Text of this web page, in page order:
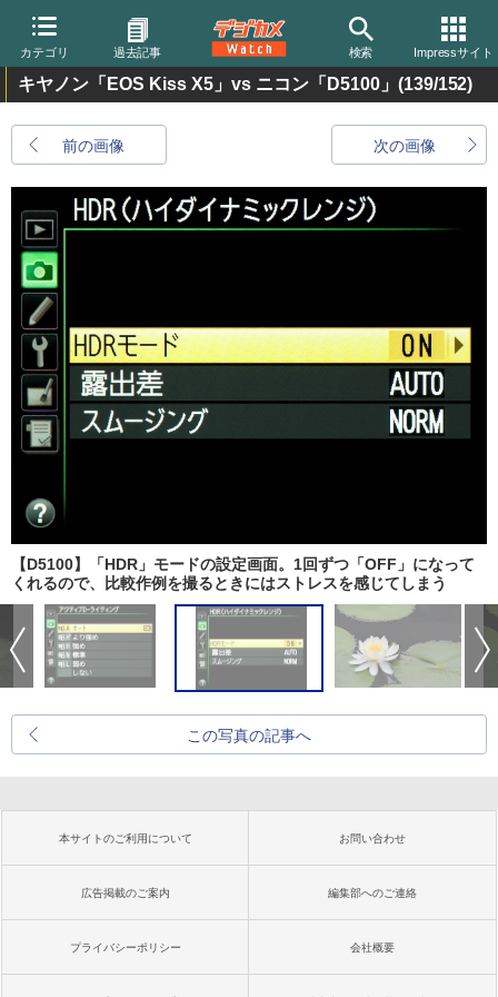
カテゴリ 過去記事 検索 Impressサイト
キヤノン「EOS Kiss X5」vs ニコン「D5100」 (139/152)
前の画像 次の画像
【D5100】「HDR」モードの設定画面。1回ずつ「OFF」になって
くれるので、比較作例を撮るときにはストレスを感じてしまう
この写真の記事へ
本サイトのご利用について お問い合わせ
広告掲載のご案内 編集部へのご連絡
プライバシーポリシー 会社概要